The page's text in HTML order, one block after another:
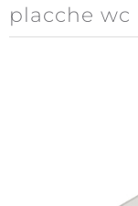
placche wc